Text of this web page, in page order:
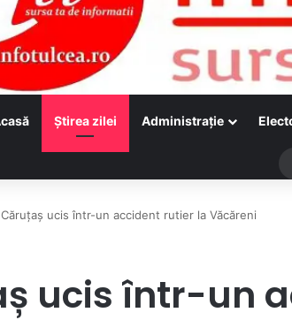
Ştirea zilei Administraţie
Căruțaș ucis într-un accident rutier la Văcăreni
ucis într-un